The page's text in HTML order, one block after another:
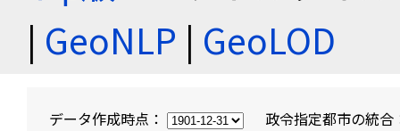
| GeoNLP | GeoLOD
データ作成時点： 政令指定都市の統